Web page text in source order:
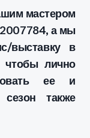
мастером
а мы
выставку в
чтобы лично
ее и
также